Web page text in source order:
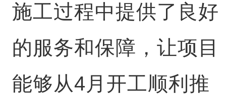
施工过程中提供了良好
的服务和保障，让项目
能够从4月开工顺利推